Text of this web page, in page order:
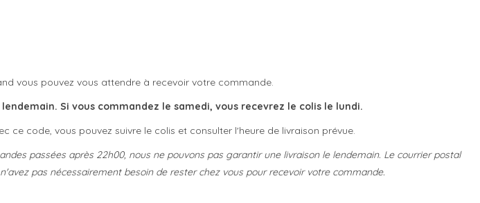
vous pouvez vous attendre à recevoir votre commande.
Si vous commandez le samedi, vous recevrez le colis le lundi.
ce code, vous pouvez suivre le colis et consulter l'heure de livraison prévue.
passées après 22h00, nous ne pouvons pas garantir une livraison le lendemain. Le courrier postal
pas nécessairement besoin de rester chez vous pour recevoir votre commande.